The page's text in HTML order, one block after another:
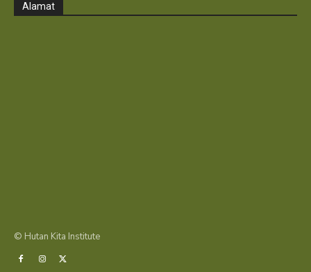
Alamat
© Hutan Kita Institute